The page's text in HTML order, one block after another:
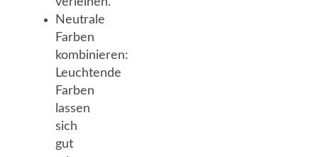
Neutrale
Farben
kombinieren:
Leuchtende
Farben
lassen
sich
gut